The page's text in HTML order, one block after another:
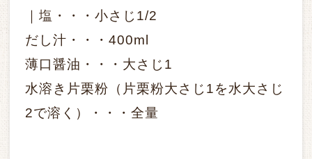
｜塩・・・小さじ1/2
だし汁・・・400ml
薄口醤油・・・大さじ1
水溶き片栗粉（片栗粉大さじ1を水大さじ
2で溶く）・・・全量